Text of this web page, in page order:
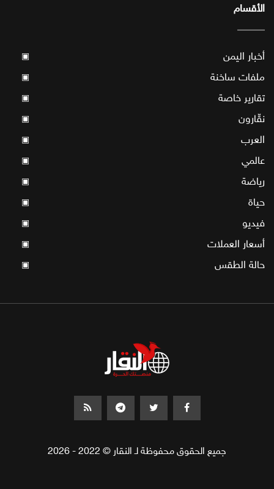
الأقسام
أخبار اليمن ▣
ملفات ساخنة ▣
تقارير خاصة ▣
نقّارون ▣
العرب ▣
عالمي ▣
رياضة ▣
حياة ▣
فيديو ▣
أسعار العملات ▣
حالة الطقس ▣
جميع الحقوق محفوظة لـ النقار © 2022 - 2026